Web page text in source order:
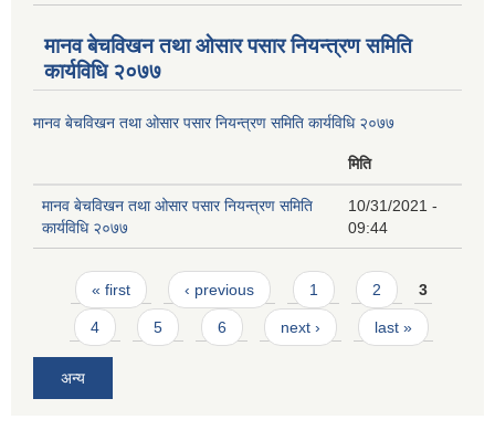
मानव बेचविखन तथा ओसार पसार नियन्त्रण समिति
कार्यविधि २०७७
मानव बेचविखन तथा ओसार पसार नियन्त्रण समिति कार्यविधि २०७७
मिति
मानव बेचविखन तथा ओसार पसार नियन्त्रण समिति
कार्यविधि २०७७
10/31/2021 -
09:44
Pages
« first ‹ previous 1 2 3
4 5 6 next › last »
अन्य